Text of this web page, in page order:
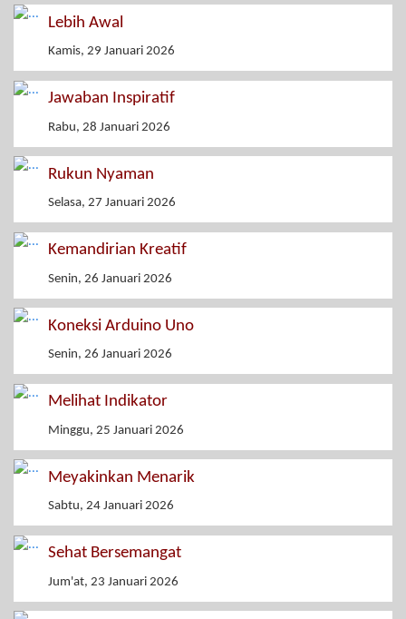
Lebih Awal
Kamis, 29 Januari 2026
Jawaban Inspiratif
Rabu, 28 Januari 2026
Rukun Nyaman
Selasa, 27 Januari 2026
Kemandirian Kreatif
Senin, 26 Januari 2026
Koneksi Arduino Uno
Senin, 26 Januari 2026
Melihat Indikator
Minggu, 25 Januari 2026
Meyakinkan Menarik
Sabtu, 24 Januari 2026
Sehat Bersemangat
Jum'at, 23 Januari 2026